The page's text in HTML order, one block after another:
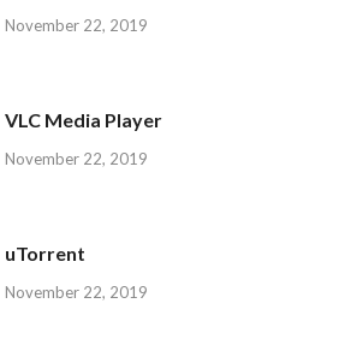
November 22, 2019
VLC Media Player
November 22, 2019
uTorrent
November 22, 2019